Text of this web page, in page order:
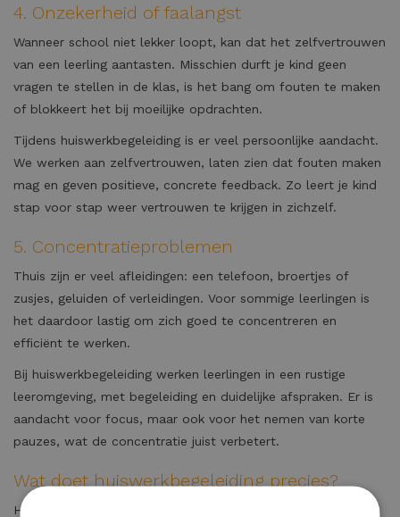
4. Onzekerheid of faalangst
Wanneer school niet lekker loopt, kan dat het zelfvertrouwen
van een leerling aantasten. Misschien durft je kind geen
vragen te stellen in de klas, is het bang om fouten te maken
of blokkeert het bij moeilijke opdrachten.
Tijdens huiswerkbegeleiding is er veel persoonlijke aandacht.
We werken aan zelfvertrouwen, laten zien dat fouten maken
mag en geven positieve, concrete feedback. Zo leert je kind
stap voor stap weer vertrouwen te krijgen in zichzelf.
5. Concentratieproblemen
Thuis zijn er veel afleidingen: een telefoon, broertjes of
zusjes, geluiden of verleidingen. Voor sommige leerlingen is
het daardoor lastig om zich goed te concentreren en
efficiënt te werken.
Bij huiswerkbegeleiding werken leerlingen in een rustige
leeromgeving, met begeleiding en duidelijke afspraken. Er is
aandacht voor focus, maar ook voor het nemen van korte
pauzes, wat de concentratie juist verbetert.
Wat doet huiswerkbegeleiding precies?
Huiswerkbegeleiding draait niet alleen om het maken van